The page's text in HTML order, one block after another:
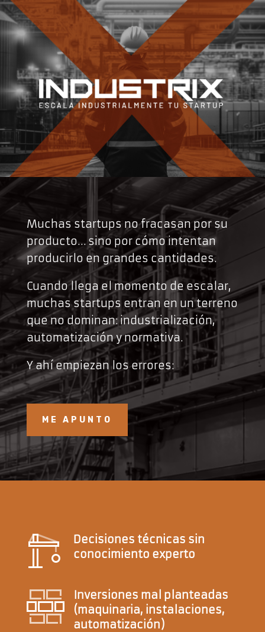
Muchas startups no fracasan por su
producto… sino por cómo intentan
producirlo en grandes cantidades.
Cuando llega el momento de escalar,
muchas startups entran en un terreno
que no dominan: industrialización,
automatización y normativa.
Y ahí empiezan los errores:
ME APUNTO
Decisiones técnicas sin
conocimiento experto
Inversiones mal planteadas
(maquinaria, instalaciones,
automatización)